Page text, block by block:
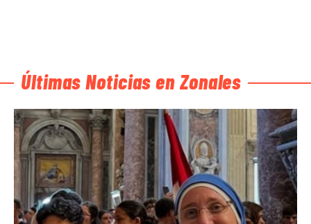
Últimas Noticias en Zonales